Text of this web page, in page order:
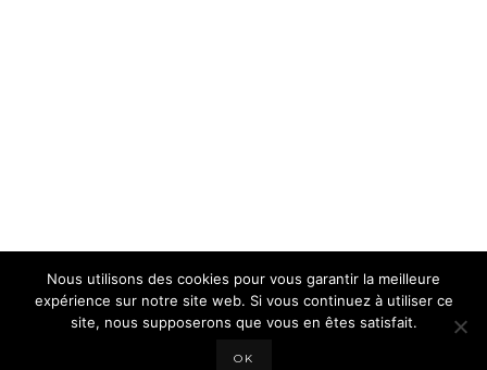
Nous utilisons des cookies pour vous garantir la meilleure
expérience sur notre site web. Si vous continuez à utiliser ce
site, nous supposerons que vous en êtes satisfait.
OK